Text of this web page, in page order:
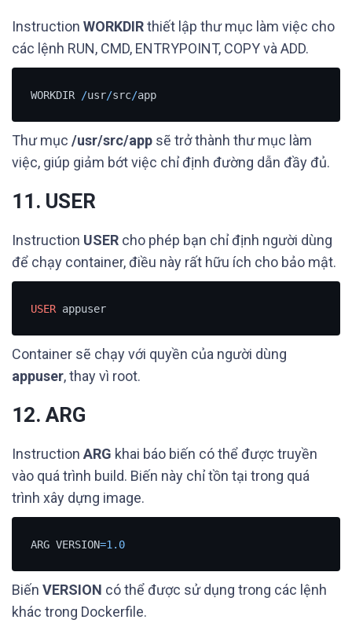
Instruction WORKDIRthiết lập thư mục làm việc cho
các lệnh RUN, CMD, ENTRYPOINT, COPY và ADD.
WORKDIR /usr/src/app
Thư mục /usr/src/app sẽ trở thành thư mục làm
việc, giúp giảm bớt việc chỉ định đường dẫn đầy đủ.
11. USER
Instruction USER cho phép bạn chỉ định người dùng
để chạy container, điều này rất hữu ích cho bảo mật.
USER appuser
Container sẽ chạy với quyền của người dùng
appuser, thay vì root.
12. ARG
Instruction ARG khai báo biến có thể được truyền
vào quá trình build. Biến này chỉ tồn tại trong quá
trình xây dựng image.
ARG VERSION=1.0
Biến VERSION có thể được sử dụng trong các lệnh
khác trong Dockerfile.